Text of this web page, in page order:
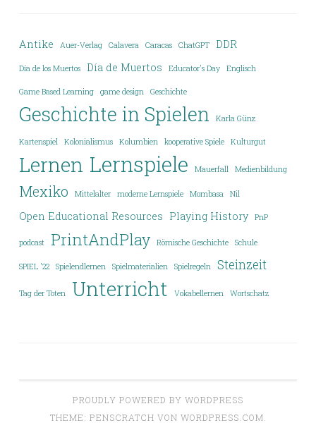
Antike Auer-Verlag Calavera Caracas ChatGPT DDR
Día de los Muertos Día de Muertos Educator's Day Englisch
Game Based Learning game design Geschichte
Geschichte in Spielen Karla Günz
Kartenspiel Kolonialismus Kolumbien kooperative Spiele Kulturgut
Lernen Lernspiele Mauerfall Medienbildung
Mexiko Mittelalter moderne Lernspiele Mombasa Nil
Open Educational Resources Playing History PnP
podcast PrintAndPlay Römische Geschichte Schule
SPIEL '22 Spielendlernen Spielmaterialien Spielregeln Steinzeit
Tag der Toten Unterricht Vokabellernen Wortschatz
PROUDLY POWERED BY WORDPRESS
THEME: PENSCRATCH VON WORDPRESS.COM